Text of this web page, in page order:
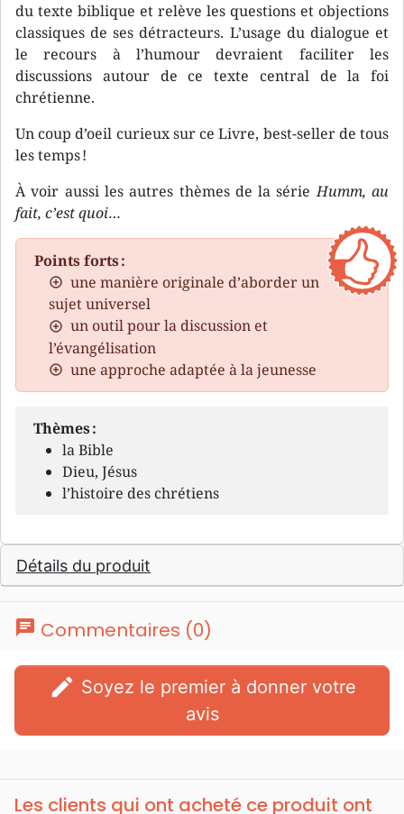
du texte biblique et relève les questions et objections
classiques de ses détracteurs. L’usage du dialogue et
le recours à l’humour devraient faciliter les
discussions autour de ce texte central de la foi
chrétienne.
Un coup d’oeil curieux sur ce Livre, best-seller de tous
les temps !
À voir aussi les autres thèmes de la sérieHumm, au
fait, c’est quoi…
Points forts :
une manière originale d’aborder un
sujet universel
un outil pour la discussion et
l’évangélisation
une approche adaptée à la jeunesse
Thèmes :
la Bible
Dieu, Jésus
l’histoire des chrétiens
Détails du produit
chat Commentaires (0)
edit
avis
Les clients qui ont acheté ce produit ont